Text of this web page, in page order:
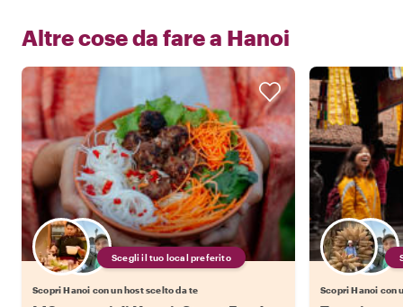
Altre cose da fare a Hanoi
Scegli il tuo local preferito
Scopri Hanoi con un host scelto da te Scopri Hanoi con